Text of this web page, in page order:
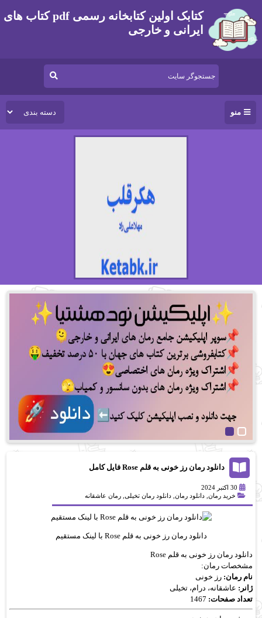
کتابک اولین کتابخانه رسمی pdf کتاب های
ایرانی و خارجی
منو
دانلود رمان رز خونی به قلم Rose فایل کامل
30 اکتبر 2024
خرید رمان, دانلود رمان, دانلود رمان تخیلی, رمان عاشقانه
دانلود رمان رز خونی به قلم Rose با لینک مستقیم
دانلود رمان رز خونی به قلم Rose
مشخصات رمان:
نام رمان: رز خونی
ژانر: عاشقانه، درام، تخیلی
تعداد صفحات: